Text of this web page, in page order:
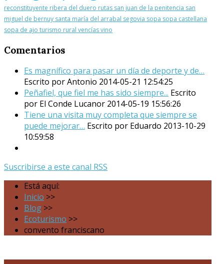
reconstituyente ribera del duero rutas san juan de la penitencia san
miguel de bernuy santa maría del arrabal segovia sopa sopa castellana
sopa de ajo turismo rural vencíasvino
Comentarios
Es magnífico para pasar un día de deporte y de…
Escrito por Antonio 2014-05-21 12:54:25
Peñafiel, que fiel me has sido siempre... Escrito
por El Conde Lucanor 2014-05-19 15:56:26
Tiene una visita muy completa que siempre se
puede mejorar… Escrito por Eduardo 2013-10-29
10:59:58
Suscribirse a este canal RSS
Está aquí:
Inicio >>
Blog >>
Ecoturismo >>
convento franciscano